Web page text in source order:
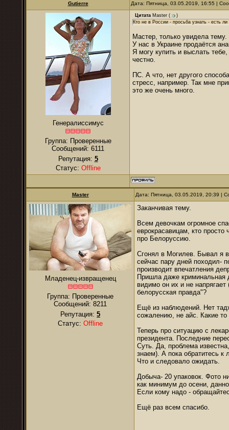
Gutierre Дата: Пятница, 03.05.2019, 16:55 |
Генералиссимус
Группа: Проверенные
Сообщений: 6111
Репутация: 5
Статус: Offline
Цитата Master (
)
Кто не в России - просьба узнать - есть
Мастер, только увидела тему.
У нас в Украине продаётся
Я могу купить и выслать
честно.
ПС. А что, нет другого
стресс, например. Так мне
это же очень много.
Master Дата: Пятница, 03.05.2019, 20:39 |
Младенец-извращенец
Группа: Проверенные
Сообщений: 8211
Репутация: 5
Статус: Offline
Заканчивая тему.
Всем девочкам огромное
еврокрасавицам, кто
про Белоруссию.
Сгонял в Могилев. Бывал я
сейчас пару дней походил-
производит впечатления
Пришла даже криминальная
видимо он их и не
белорусская правда"?
Ещё из наблюдений. Нет
сожалению, не айс. Какие
Теперь про ситуацию с
президента. Последние
Суть. Да, проблема
знаем). А пока обратитесь
Что и следовало ожидать.
Добыча- 20 упаковок. Фото
как минимум до осени,
Если кому надо -
Ещё раз всем спасибо.